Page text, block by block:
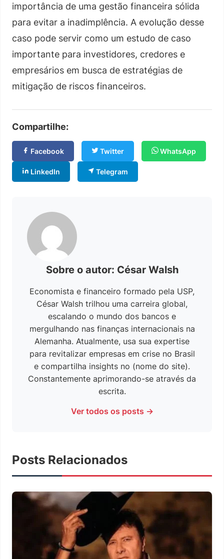
importância de uma gestão financeira sólida
para evitar a inadimplência. A evolução desse
caso pode servir como um estudo de caso
importante para investidores, credores e
empresários em busca de estratégias de
mitigação de riscos financeiros.
Compartilhe:
Facebook Twitter WhatsApp
LinkedIn Telegram
Sobre o autor: César Walsh
Economista e financeiro formado pela USP,
César Walsh trilhou uma carreira global,
escalando o mundo dos bancos e
mergulhando nas finanças internacionais na
Alemanha. Atualmente, usa sua expertise
para revitalizar empresas em crise no Brasil
e compartilha insights no (nome do site).
Constantemente aprimorando-se através da
escrita.
Ver todos os posts →
Posts Relacionados